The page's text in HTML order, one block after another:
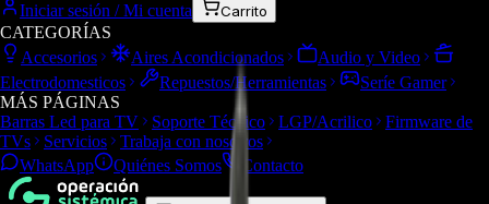
Iniciar sesión / Mi cuenta Carrito
CATEGORÍAS
Accesorios
Aires Acondicionados
Audio y Video
Electrodomesticos
Repuestos/Herramientas
Seríe Gamer
MÁS PÁGINAS
Barras Led para TV
Soporte Técnico LGP/Acrilico
Firmware de
TVs
Servicios
Trabaja con nosotros
WhatsApp
Quiénes Somos Contacto